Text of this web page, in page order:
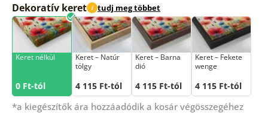
Dekoratív keret i tudj meg többet
Keret nélkül
0 Ft-tól
Keret – Natúr
tölgy
4 115 Ft-tól
Keret – Barna
dió
4 115 Ft-tól
Keret – Fekete
wenge
4 115 Ft-tól
*a kiegészítők ára hozzáadódik a kosár végösszegéhez